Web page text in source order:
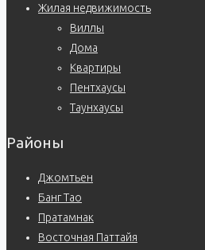
Жилая недвижимость
Виллы
Дома
Квартиры
Пентхаусы
Таунхаусы
Районы
Джомтьен
Банг Тао
Пратамнак
Восточная Паттайя